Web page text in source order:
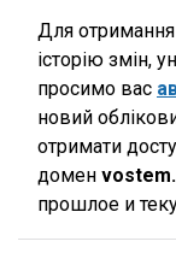
Для отримання
історію змін,
просимо вас
новий
отримати
домен
прошлое и